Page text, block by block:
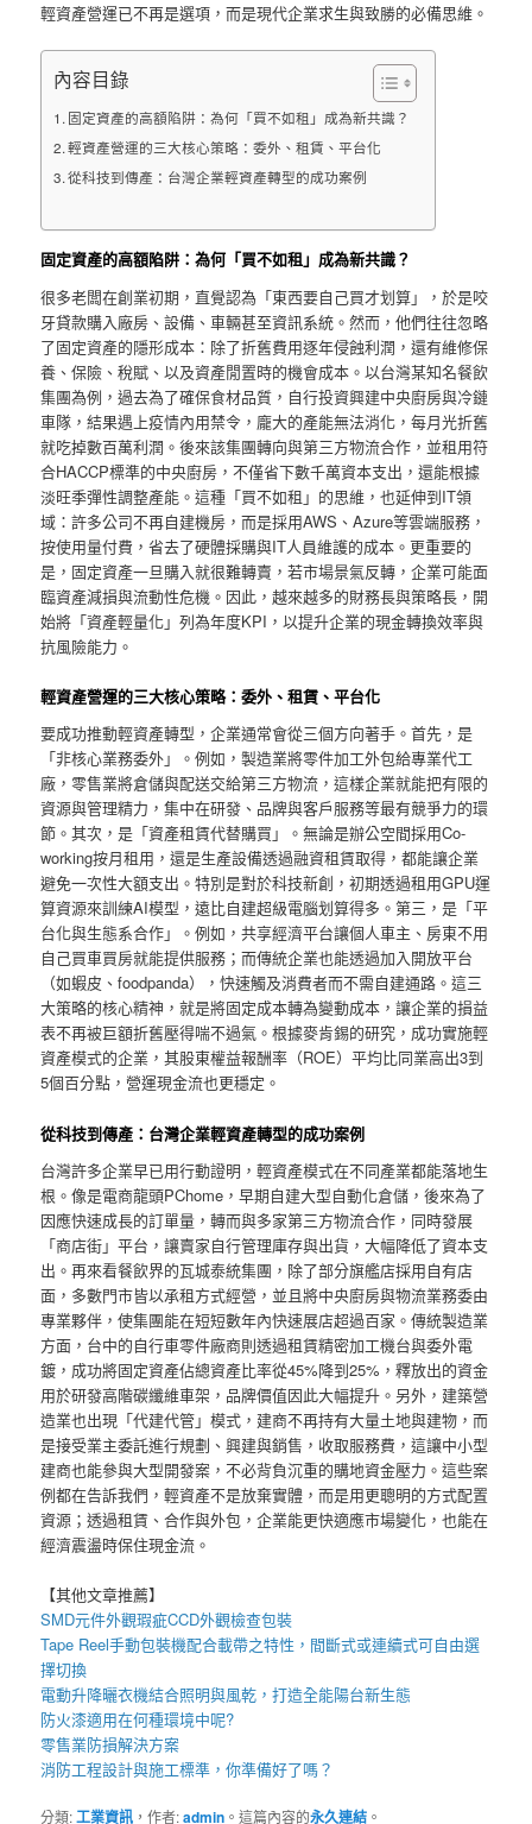
輕資產營運已不再是選項，而是現代企業求生與致勝的必備思維。
內容目錄
固定資產的高額陷阱：為何「買不如租」成為新共識？
輕資產營運的三大核心策略：委外、租賃、平台化
從科技到傳產：台灣企業輕資產轉型的成功案例
固定資產的高額陷阱：為何「買不如租」成為新共識？
很多老闆在創業初期，直覺認為「東西要自己買才划算」，於是咬
牙貸款購入廠房、設備、車輛甚至資訊系統。然而，他們往往忽略
了固定資產的隱形成本：除了折舊費用逐年侵蝕利潤，還有維修保
養、保險、稅賦、以及資產閒置時的機會成本。以台灣某知名餐飲
集團為例，過去為了確保食材品質，自行投資興建中央廚房與冷鏈
車隊，結果遇上疫情內用禁令，龐大的產能無法消化，每月光折舊
就吃掉數百萬利潤。後來該集團轉向與第三方物流合作，並租用符
合HACCP標準的中央廚房，不僅省下數千萬資本支出，還能根據
淡旺季彈性調整產能。這種「買不如租」的思維，也延伸到IT領
域：許多公司不再自建機房，而是採用AWS、Azure等雲端服務，
按使用量付費，省去了硬體採購與IT人員維護的成本。更重要的
是，固定資產一旦購入就很難轉賣，若市場景氣反轉，企業可能面
臨資產減損與流動性危機。因此，越來越多的財務長與策略長，開
始將「資產輕量化」列為年度KPI，以提升企業的現金轉換效率與
抗風險能力。
輕資產營運的三大核心策略：委外、租賃、平台化
要成功推動輕資產轉型，企業通常會從三個方向著手。首先，是
「非核心業務委外」。例如，製造業將零件加工外包給專業代工
廠，零售業將倉儲與配送交給第三方物流，這樣企業就能把有限的
資源與管理精力，集中在研發、品牌與客戶服務等最有競爭力的環
節。其次，是「資產租賃代替購買」。無論是辦公空間採用Co-
working按月租用，還是生產設備透過融資租賃取得，都能讓企業
避免一次性大額支出。特別是對於科技新創，初期透過租用GPU運
算資源來訓練AI模型，遠比自建超級電腦划算得多。第三，是「平
台化與生態系合作」。例如，共享經濟平台讓個人車主、房東不用
自己買車買房就能提供服務；而傳統企業也能透過加入開放平台
（如蝦皮、foodpanda），快速觸及消費者而不需自建通路。這三
大策略的核心精神，就是將固定成本轉為變動成本，讓企業的損益
表不再被巨額折舊壓得喘不過氣。根據麥肯錫的研究，成功實施輕
資產模式的企業，其股東權益報酬率（ROE）平均比同業高出3到
5個百分點，營運現金流也更穩定。
從科技到傳產：台灣企業輕資產轉型的成功案例
台灣許多企業早已用行動證明，輕資產模式在不同產業都能落地生
根。像是電商龍頭PChome，早期自建大型自動化倉儲，後來為了
因應快速成長的訂單量，轉而與多家第三方物流合作，同時發展
「商店街」平台，讓賣家自行管理庫存與出貨，大幅降低了資本支
出。再來看餐飲界的瓦城泰統集團，除了部分旗艦店採用自有店
面，多數門市皆以承租方式經營，並且將中央廚房與物流業務委由
專業夥伴，使集團能在短短數年內快速展店超過百家。傳統製造業
方面，台中的自行車零件廠商則透過租賃精密加工機台與委外電
鍍，成功將固定資產佔總資產比率從45%降到25%，釋放出的資金
用於研發高階碳纖維車架，品牌價值因此大幅提升。另外，建築營
造業也出現「代建代管」模式，建商不再持有大量土地與建物，而
是接受業主委託進行規劃、興建與銷售，收取服務費，這讓中小型
建商也能參與大型開發案，不必背負沉重的購地資金壓力。這些案
例都在告訴我們，輕資產不是放棄實體，而是用更聰明的方式配置
資源；透過租賃、合作與外包，企業能更快適應市場變化，也能在
經濟震盪時保住現金流。
【其他文章推薦】
SMD元件外觀瑕疵CCD外觀檢查包裝
Tape Reel手動包裝機配合載帶之特性，間斷式或連續式可自由選
擇切換
電動升降曬衣機結合照明與風乾，打造全能陽台新生態
防火漆適用在何種環境中呢?
零售業防損解決方案
消防工程設計與施工標準，你準備好了嗎？
分類:工業資訊 ，作者:admin 。這篇內容的永久連結 。